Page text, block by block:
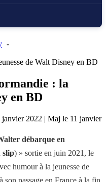
de Walt Disney en BD
: la
en BD
janvier 2022 | Maj le 11 janvier
débarque en
slip) » sortie en juin 2021, le
humour à la jeunesse de
son passage en France à la fin